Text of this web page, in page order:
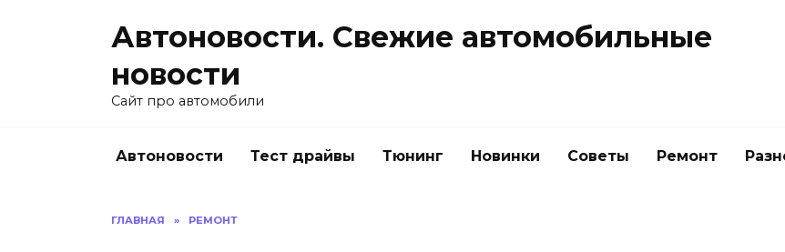
Автоновости. Свежие автомобильные
новости
Сайт про автомобили
Автоновости Тест драйвы Тюнинг Новинки Советы Ремонт
ГЛАВНАЯ » РЕМОНТ